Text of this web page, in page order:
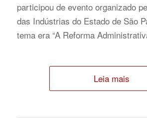
participou de evento organizado
das Indústrias do Estado de São
tema era “A Reforma
Leia mais